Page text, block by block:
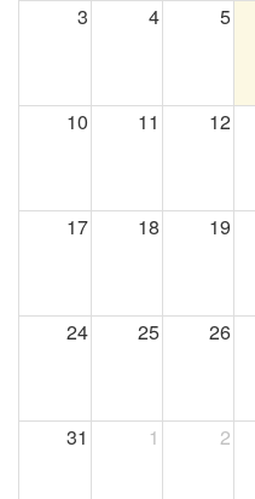
3 4 5
10 11 12
17 18 19
24 25 26
31 1 2